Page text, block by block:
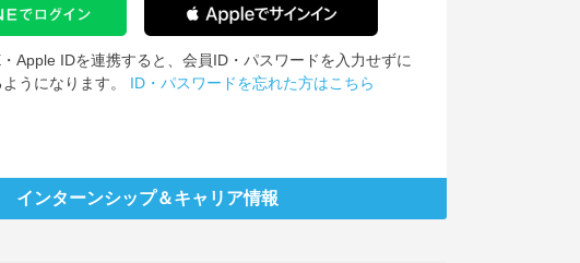
Apple IDを連携すると、会員ID・パスワードを入力せずに
うになります。 ID・パスワードを忘れた方はこちら
インターンシップ＆キャリア情報